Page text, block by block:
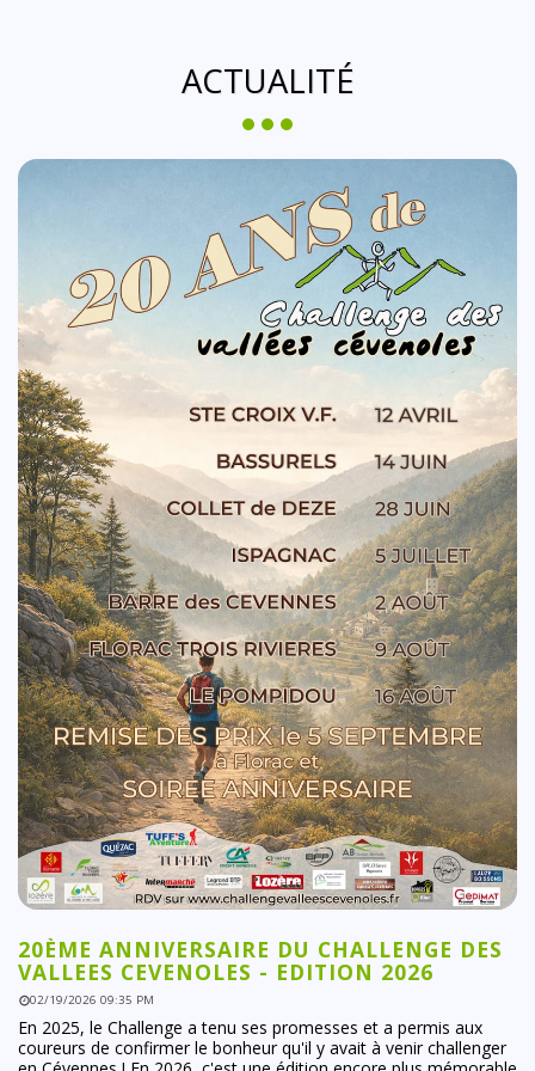
ACTUALITÉ
20ÈME ANNIVERSAIRE DU CHALLENGE DES
VALLEES CEVENOLES - EDITION 2026
02/19/2026 09:35 PM
En 2025, le Challenge a tenu ses promesses et a permis aux
coureurs de confirmer le bonheur qu'il y avait à venir challenger